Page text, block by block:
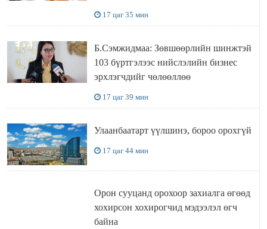
17 цаг 35 мин
Б.Сэмжидмаа: Зөвшөөрлийн шинжтэй
103 бүртгэлээс нийслэлийн бизнес
эрхлэгчдийг чөлөөллөө
17 цаг 39 мин
Улаанбаатарт үүлшинэ, бороо орохгүй
17 цаг 44 мин
Орон сууцанд орохоор захиалга өгөөд
хохирсон хохирогчид мэдээлэл өгч
байна